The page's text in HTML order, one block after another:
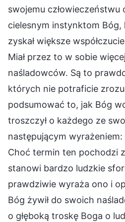
swojemu człowieczeństwu
cielesnym instynktom Bóg,
zyskał większe
Miał przez to w sobie
naśladowców. Są to
których nie potraficie
podsumować to, jak Bóg
troszczył o każdego ze
następującym wyrażeniem:
Choć termin ten pochodzi
stanowi bardzo ludzkie
prawdziwie wyraża ono i
Bóg żywił do swoich
o głęboką troskę Boga o